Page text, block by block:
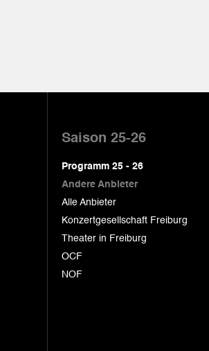
Saison 25-26
Programm 25 - 26
Andere Anbieter
Alle Anbieter
Konzertgesellschaft Freiburg
Theater in Freiburg
OCF
NOF